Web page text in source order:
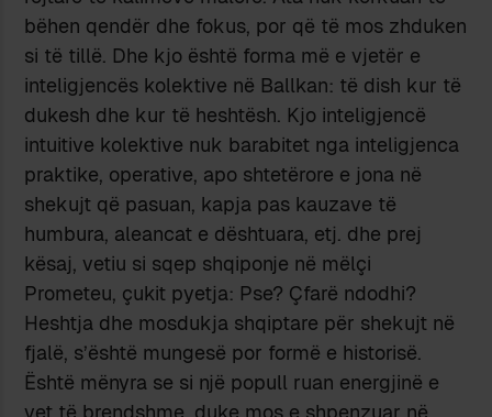
bëhen qendër dhe fokus, por që të mos zhduken
si të tillë. Dhe kjo është forma më e vjetër e
inteligjencës kolektive në Ballkan: të dish kur të
dukesh dhe kur të heshtësh. Kjo inteligjencë
intuitive kolektive nuk barabitet nga inteligjenca
praktike, operative, apo shtetërore e jona në
shekujt që pasuan, kapja pas kauzave të
humbura, aleancat e dështuara, etj. dhe prej
kësaj, vetiu si sqep shqiponje në mëlçi
Prometeu, çukit pyetja: Pse? Çfarë ndodhi?
Heshtja dhe mosdukja shqiptare për shekujt në
fjalë, s’është mungesë por formë e historisë.
Është mënyra se si një popull ruan energjinë e